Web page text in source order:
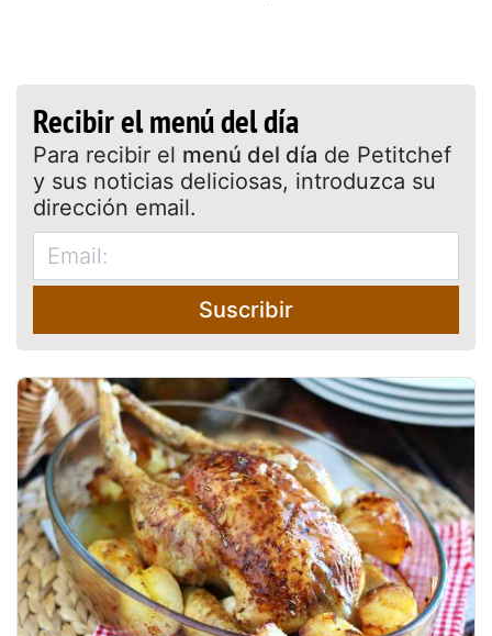
Recibir el menú del día
Para recibir el menú del día de Petitchef
y sus noticias deliciosas, introduzca su
dirección email.
Suscribir